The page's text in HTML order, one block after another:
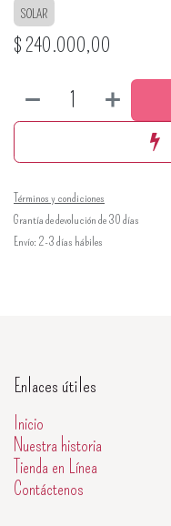
SOLAR
$ 240.000,00
Términos y condiciones
Grantía de devolución de 30 días
Envío: 2-3 días hábiles
Enlaces útiles
Inicio
Nuestra historia
Tienda en Línea
Contáctenos